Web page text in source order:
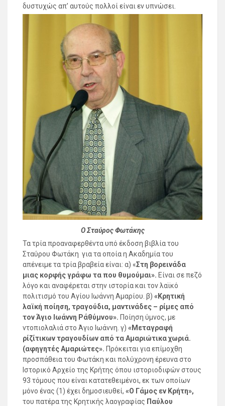
δυστυχώς απ’ αυτούς πολλοί είναι εν υπνώσει.
Ο Σταύρος Φωτάκης
Τα τρία προαναφερθέντα υπό έκδοση βιβλία του
Σταύρου Φωτάκη για τα οποία η Ακαδημία του
απένειμε τα τρία βραβεία είναι: α) «Στη βορεινάδα
μιας κορφής γράφω τα που θυμούμαι». Είναι σε πεζό
λόγο και αναφέρεται στην ιστορία και τον λαϊκό
πολιτισμό του Αγίου Ιωάννη Αμαρίου. β) «Κρητική
λαϊκή ποίηση, τραγούδια, μαντινάδες – ρίμες από
τον Άγιο Ιωάννη Ράθύμνου». Ποίηση ύμνος, με
ντοπιολαλιά στο Άγιο Ιωάννη. γ) «Μεταγραφή
ρίζίτικων τραγουδίων από τα Αμαριώτικα χωριά.
(αφηγητές Αμαριώτες». Πρόκειται για επίμοχθη
προσπάθεια του Φωτάκη και πολύχρονη έρευνα στο
Ιστορικό Αρχείο της Κρήτης όπου ιστοριοδιφών στους
93 τόμους που είναι κατατεθειμένοι, εκ των οποίων
μόνο ένας (1) έχει δημοσιευθεί, «Ο Γάμος εν Κρήτη»,
του πατέρα της Κρητικής λαογραφίας Παύλου